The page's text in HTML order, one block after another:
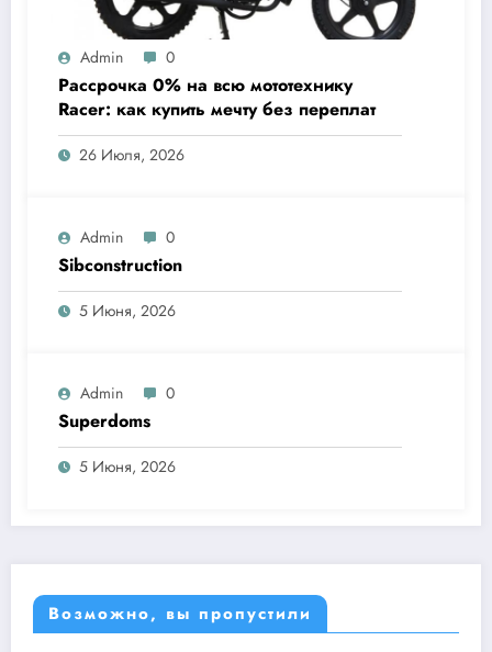
Admin 0
Рассрочка 0% на всю мототехнику
Racer: как купить мечту без переплат
26 Июля, 2026
Admin 0
Sibconstruction
5 Июня, 2026
Admin 0
Superdoms
5 Июня, 2026
Возможно, вы пропустили